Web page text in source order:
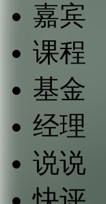
嘉宾
课程
基金
经理
说说